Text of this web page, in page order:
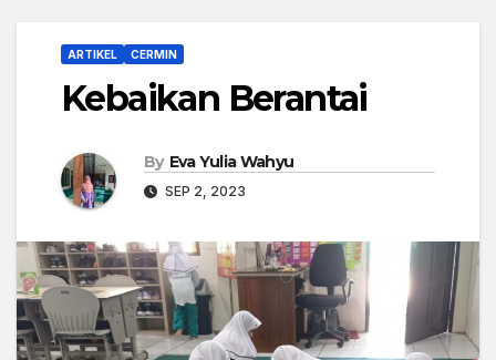
ARTIKEL CERMIN
Kebaikan Berantai
By Eva Yulia Wahyu
SEP 2, 2023